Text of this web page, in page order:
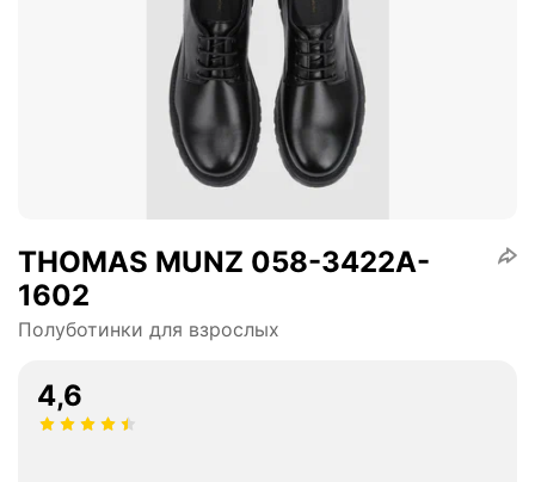
THOMAS MUNZ 058-3422A-
1602
Полуботинки для взрослых
4,6